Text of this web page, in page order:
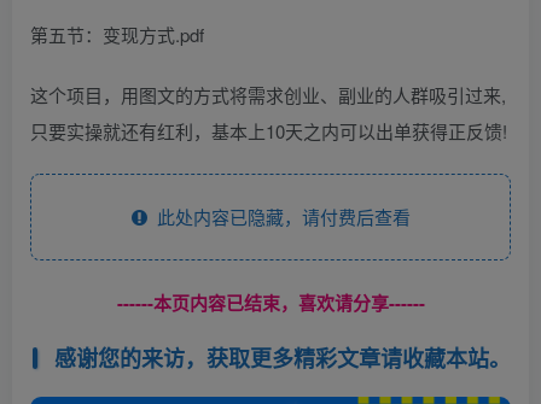
第五节：变现方式.pdf
这个项目，用图文的方式将需求创业、副业的人群吸引过来,
只要实操就还有红利，基本上10天之内可以出单获得正反馈!
此处内容已隐藏，请付费后查看
------本页内容已结束，喜欢请分享------
感谢您的来访，获取更多精彩文章请收藏本站。